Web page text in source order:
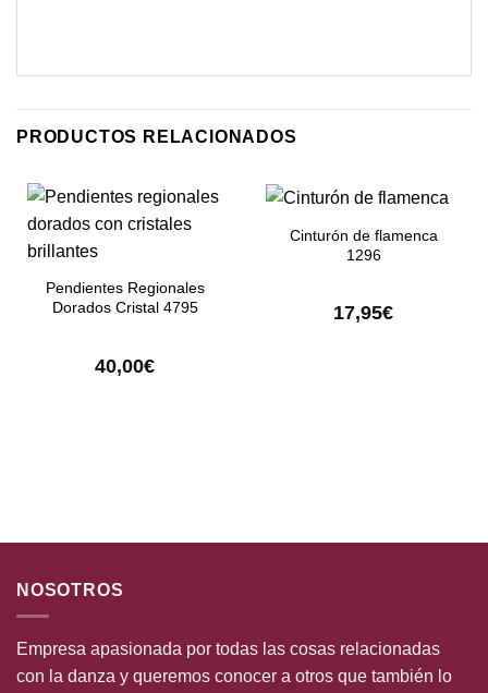
PRODUCTOS RELACIONADOS
Pendientes Regionales
Dorados Cristal 4795
40,00€
Cinturón de flamenca
1296
17,95€
NOSOTROS
Empresa apasionada por todas las cosas relacionadas
con la danza y queremos conocer a otros que también lo